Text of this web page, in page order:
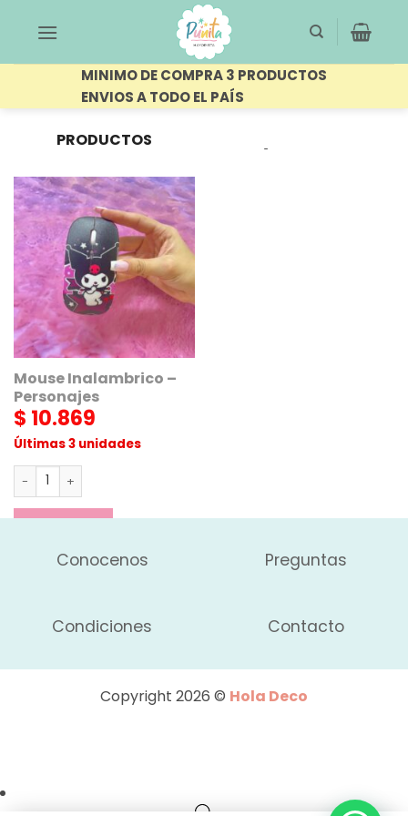
MINIMO DE COMPRA 3 PRODUCTOS
ENVIOS A TODO EL PAÍS
PRODUCTOS
Mouse Inalambrico –
Personajes
$ 10.869
Últimas 3 unidades
Mouse Inalambrico - Personajes cantidad
Conocenos Preguntas
Condiciones Contacto
Copyright 2026 © Hola Deco